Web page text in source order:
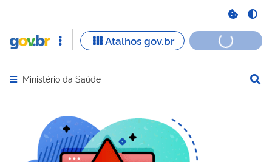
Abrir menu principal de navegação
Ministério da Saúde